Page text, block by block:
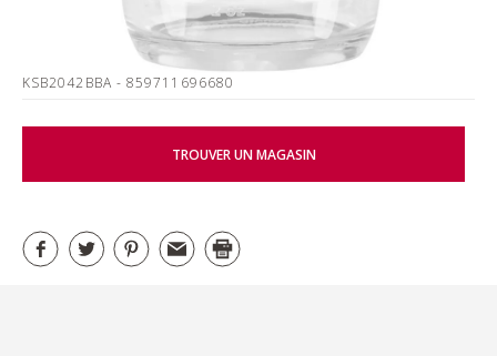
KSB2042BBA - 859711696680
TROUVER UN MAGASIN